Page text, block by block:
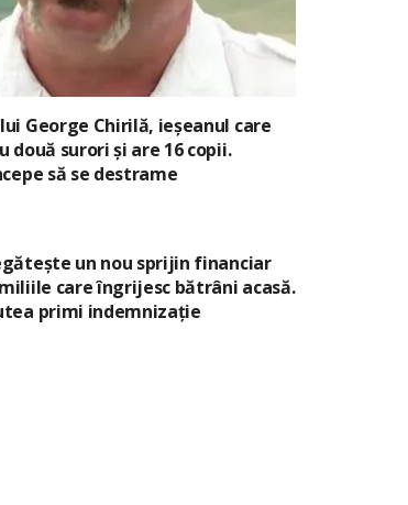
George Chirilă, ieșeanul care
două surori și are 16 copii.
să se destrame
un nou sprijin financiar
care îngrijesc bătrâni acasă.
primi indemnizație